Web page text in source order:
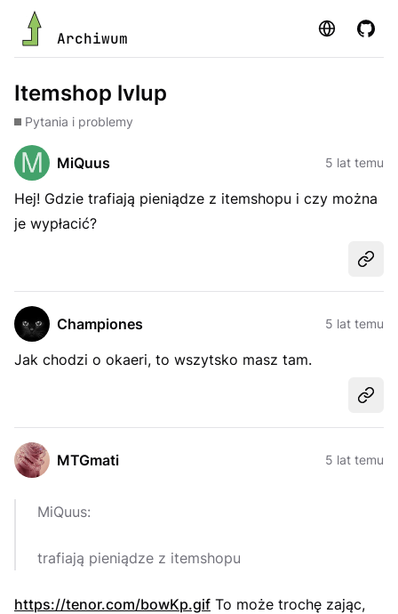
Archiwum Strona
Itemshop lvlup
Pytania i problemy
MiQuus 5 lat temu
Hej! Gdzie trafiają pieniądze z itemshopu i czy można
je wypłacić?
Championes 5 lat temu
Jak chodzi o okaeri, to wszytsko masz tam.
MTGmati 5 lat temu
MiQuus:
trafiają pieniądze z itemshopu
https://tenor.com/bowKp.gif To może trochę zając,